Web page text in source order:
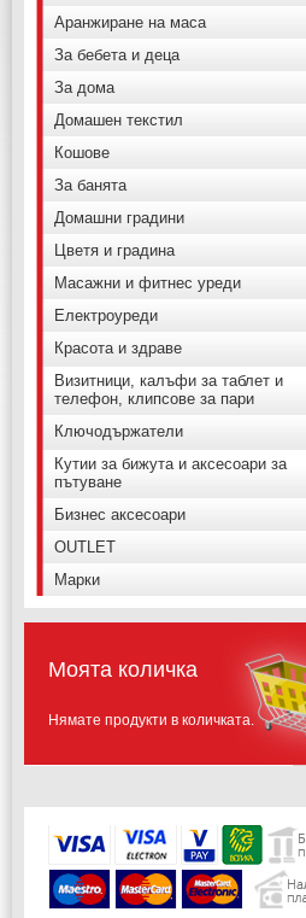
Аранжиране на маса
За бебета и деца
За дома
Домашен текстил
Кошове
За банята
Домашни градини
Цветя и градина
Масажни и фитнес уреди
Електроуреди
Красота и здраве
Визитници, калъфи за таблет и
телефон, клипсове за пари
Ключодържатели
Кутии за бижута и аксесоари за
пътуване
Бизнес аксесоари
OUTLET
Марки
Моята количка
Нямате продукти в количката.